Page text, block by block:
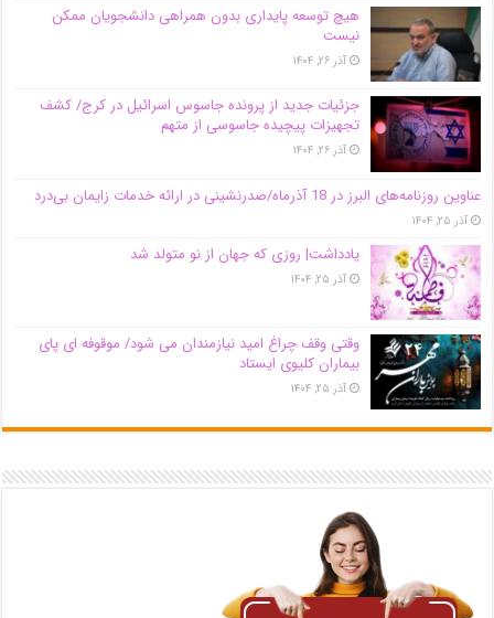
هیچ توسعه پایداری بدون همراهی دانشجویان ممکن
نیست
آذر ۲۶, ۱۴۰۴
جزئیات جدید از پرونده جاسوس اسرائیل در کرج/‌ کشف
تجهیزات پیچیده جاسوسی از متهم
آذر ۲۶, ۱۴۰۴
عناوین روزنامه‌های البرز در ‌18 آذرماه/صدرنشینی در ارائه خدمات زایمان بی‌درد
آذر ۲۵, ۱۴۰۴
یادداشت| روزی که جهان از نو متولد شد
آذر ۲۵, ۱۴۰۴
وقتی وقف چراغ امید نیازمندان می شود/ موقوفه ای پای
بیماران کلیوی ایستاد
آذر ۲۵, ۱۴۰۴